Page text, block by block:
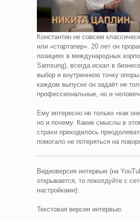
Константин не совсем
или «стартапер». 20 лет он
позициях в международных
Samsung), всегда искал в
выбор и внутреннюю точку
каждом выпуске он задаёт не
профессиональные, но и
Ему интересно не только «как
но и почему. Какие смыслы в
страхи приходилось
помогало не потеряться на
Видеоверсия интервью (на
открывается, то поколдуйте с
настройками):
Текстовая версия интервью: